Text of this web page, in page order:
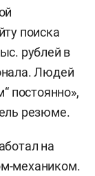
поиска
рублей в
Людей
постоянно»,
резюме.
на
механиком.